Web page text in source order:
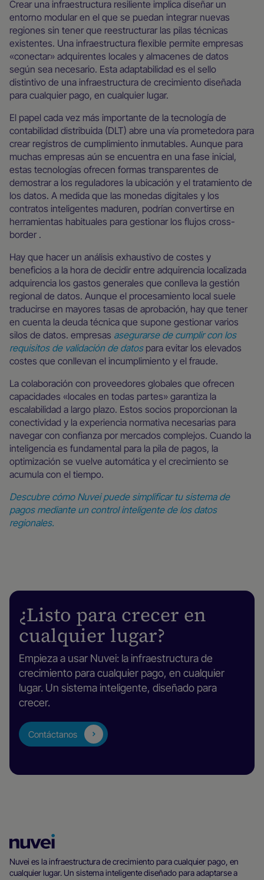
Crear una infraestructura resiliente implica diseñar un
entorno modular en el que se puedan integrar nuevas
regiones sin tener que reestructurar las pilas técnicas
existentes. Una infraestructura flexible permite empresas
«conectar» adquirentes locales y almacenes de datos
según sea necesario. Esta adaptabilidad es el sello
distintivo de una infraestructura de crecimiento diseñada
para cualquier pago, en cualquier lugar.
El papel cada vez más importante de la tecnología de
contabilidad distribuida (DLT) abre una vía prometedora para
crear registros de cumplimiento inmutables. Aunque para
muchas empresas aún se encuentra en una fase inicial,
estas tecnologías ofrecen formas transparentes de
demostrar a los reguladores la ubicación y el tratamiento de
los datos. A medida que las monedas digitales y los
contratos inteligentes maduren, podrían convertirse en
herramientas habituales para gestionar los flujos cross-
border .
Hay que hacer un análisis exhaustivo de costes y
beneficios a la hora de decidir entre adquirencia localizada
adquirencia los gastos generales que conlleva la gestión
regional de datos. Aunque el procesamiento local suele
traducirse en mayores tasas de aprobación, hay que tener
en cuenta la deuda técnica que supone gestionar varios
silos de datos. empresas asegurarse de cumplir con los
requisitos de validación de datospara evitar los elevados
costes que conllevan el incumplimiento y el fraude.
La colaboración con proveedores globales que ofrecen
capacidades «locales en todas partes» garantiza la
escalabilidad a largo plazo. Estos socios proporcionan la
conectividad y la experiencia normativa necesarias para
navegar con confianza por mercados complejos. Cuando la
inteligencia es fundamental para la pila de pagos, la
optimización se vuelve automática y el crecimiento se
acumula con el tiempo.
Descubre cómo Nuvei puede simplificar tu sistema de
pagos mediante un control inteligente de los datos
regionales.
¿Listo para crecer en
cualquier lugar?
Empieza a usar Nuvei: la infraestructura de
crecimiento para cualquier pago, en cualquier
lugar. Un sistema inteligente, diseñado para
crecer.
Contáctanos
principal
de
Nuvei es la infraestructura de crecimiento para cualquier pago, en
cualquier lugar. Un sistema inteligente diseñado para adaptarse a